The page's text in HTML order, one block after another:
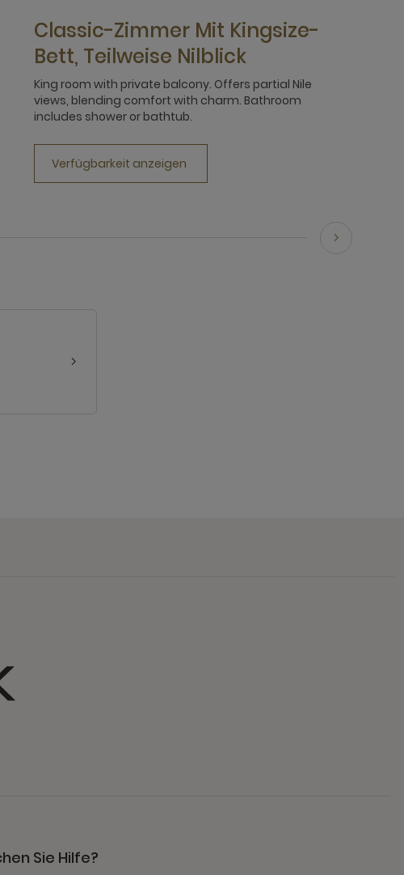
Classic-Zimmer Mit Kingsize-
Bett, Teilweise Nilblick
King room with private balcony. Offers partial Nile
views, blending comfort with charm. Bathroom
includes shower or bathtub.
Verfügbarkeit anzeigen
Sie Hilfe?